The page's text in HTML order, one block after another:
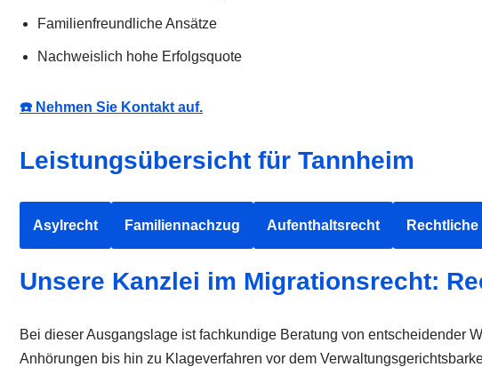
Familienfreundliche Ansätze
Nachweislich hohe Erfolgsquote
☎️ Nehmen Sie Kontakt auf.
Leistungsübersicht für Tannheim
Asylrecht Familiennachzug Aufenthaltsrecht
Unsere Kanzlei im Migrationsrecht:
Bei dieser Ausgangslage ist fachkundige Beratung von entscheidender
Anhörungen bis hin zu Klageverfahren vor dem